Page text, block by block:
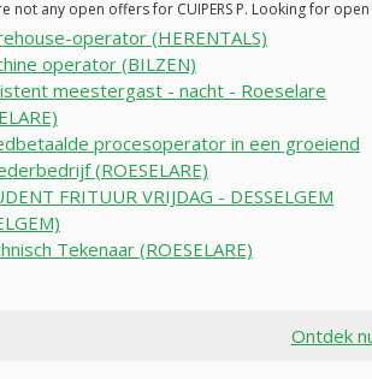
not any open offers for CUIPERS P. Looking for
operator (HERENTALS)
operator (BILZEN)
meestergast - nacht - Roeselare
procesoperator in een groeiend
(ROESELARE)
FRITUUR VRIJDAG - DESSELGEM
Tekenaar (ROESELARE)
Ontdek